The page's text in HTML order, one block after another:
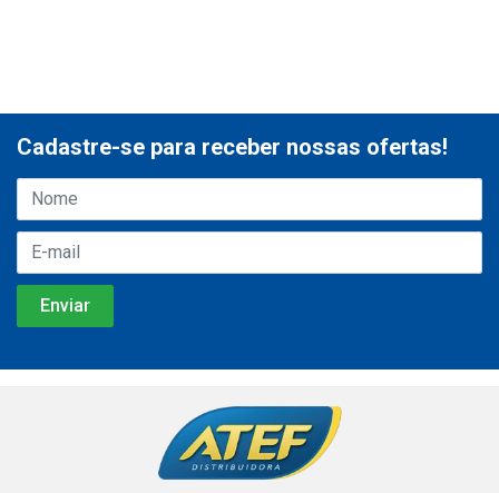
Cadastre-se para receber nossas ofertas!